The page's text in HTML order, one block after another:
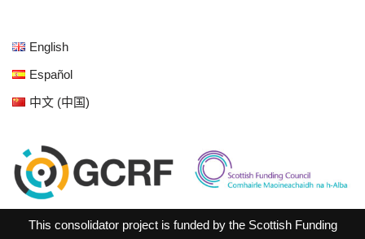
English
Español
中文 (中国)
This consolidator project is funded by the Scottish Funding